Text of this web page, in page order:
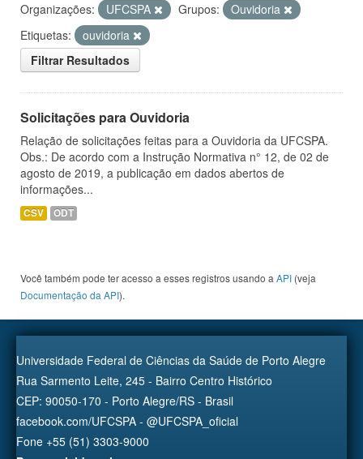
Organizações: UFCSPA Grupos:
Ouvidoria
Etiquetas:
ouvidoria
Filtrar Resultados
Solicitações para Ouvidoria
Relação de solicitações feitas para a Ouvidoria da UFCSPA.
Obs.: De acordo com a Instrução Normativa n° 12, de 02 de
agosto de 2019, a publicação em dados abertos de
informações...
CSV ODT
Você também pode ter acesso a esses registros usando a API (veja
Documentação da API).
Universidade Federal de Ciências da Saúde de Porto Alegre
Rua Sarmento Leite, 245 - Bairro Centro Histórico
CEP: 90050-170 - Porto Alegre/RS - Brasil
facebook.com/UFCSPA - @UFCSPA_oficial
Fone +55 (51) 3303-9000